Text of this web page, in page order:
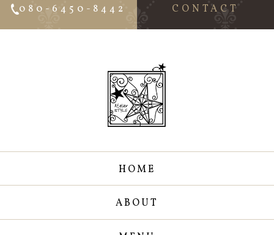
080-6450-8442 CONTACT
HOME
ABOUT